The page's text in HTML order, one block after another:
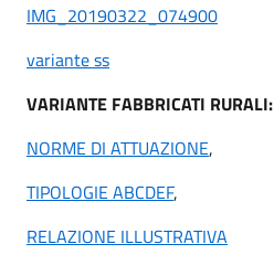
IMG_20190322_074900
variante ss
VARIANTE FABBRICATI RURALI:
NORME DI ATTUAZIONE,
TIPOLOGIE ABCDEF,
RELAZIONE ILLUSTRATIVA